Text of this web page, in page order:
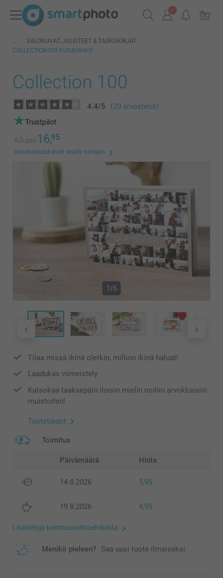
VALOKUVAT, JULISTEET & TASKUKIRJAT
COLLECTION100 KUVAVIHKO
Collection 100
4.4/5 (20 arvostelut)
Alkaen16,95
toimituskulut eivät sisälly hintaan
1/6
Tilaa missä ikinä oletkin, milloin ikinä haluat!
Laadukas viimeistely
Katsokaa taaksepäin iloisin mielin noihin arvokkaisiin
muistoihin!
Tuotetiedot
Toimitus
Päivämäärä Hinta
14.8.2026 5,95
19.8.2026 4,95
Lisätietoja toimitusvaihtoehdoista
Menikö pieleen? Saa uusi tuote ilmaiseksi